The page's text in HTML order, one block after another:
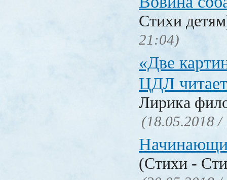
Стихи
21:04)
«Две
ЦДЛ
Лирика
(18.05.2018 /
(Стихи -